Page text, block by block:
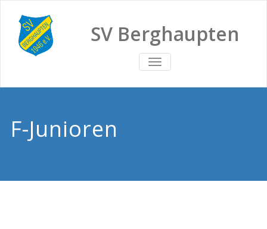
SV Berghaupten
TOGGLE
NAVIGATION
F-Junioren